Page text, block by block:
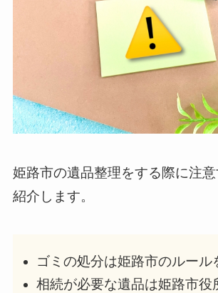
姫路市の遺品整理をする際に注
紹介します。
ゴミの処分は姫路市のルール
相続が必要な遺品は姫路市役